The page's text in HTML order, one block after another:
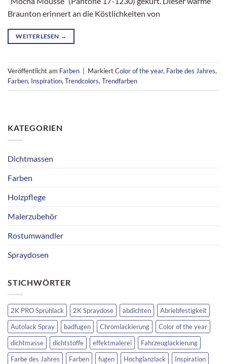
Braunton erinnert an die Köstlichkeiten von
WEITERLESEN →
Veröffentlicht am Farben MarkiertColor of the year, Farbe des Jahres,
Farben, Inspiration,Trendcolors,Trendfarben
KATEGORIEN
Dichtmassen
Farben
Holzpflege
Malerzubehör
Rostumwandler
Spraydosen
STICHWÖRTER
2K PRO Sprühlack 2K Spraydose abdichten
Abriebfestigkeit
Autolack Spray
badfugen Chromlackierung
Color of the year
dichtmasse
dichtstoffe effektmalerei
Fahrzeuglackierung
Farbe des Jahres
Farben fugen Hochglanzlack
Inspiration